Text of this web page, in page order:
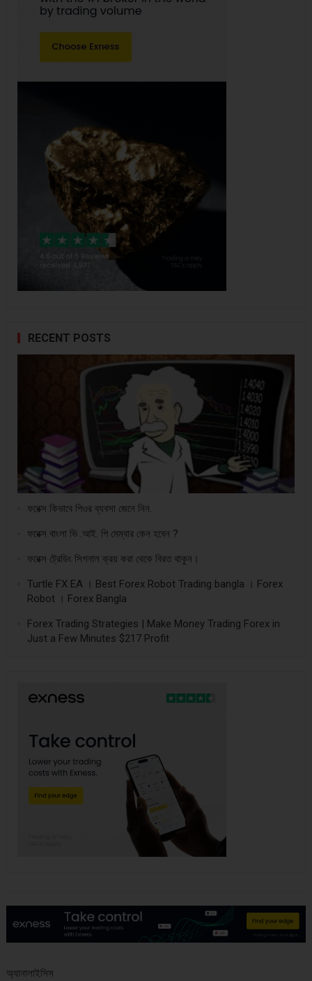
RECENT POSTS
ফরেক্স কিভাবে পিওর ব্যবসা জেনে নিন.
ফরেক্স বাংলা ভি .আই. পি মেম্বার কেন হবেন ?
ফরেক্স ট্রেডিং সিগনাল ক্রয় করা থেকে বিরত থাকুন।
Turtle FX EA । Best Forex Robot Trading bangla । Forex
Robot । Forex Bangla
Forex Trading Strategies | Make Money Trading Forex in
Just a Few Minutes $217 Profit
অ্যানালাইসিস